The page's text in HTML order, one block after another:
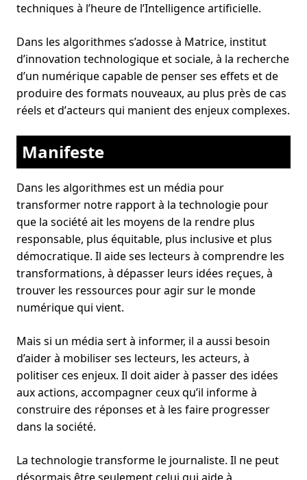
techniques à l’heure de l’Intelligence artificielle.
Dans les algorithmes s’adosse à Matrice, institut
d’innovation technologique et sociale, à la recherche
dʼun numérique capable de penser ses effets et de
produire des formats nouveaux, au plus près de cas
réels et dʼacteurs qui manient des enjeux complexes.
Manifeste
Dans les algorithmes est un média pour
transformer notre rapport à la technologie pour
que la société ait les moyens de la rendre plus
responsable, plus équitable, plus inclusive et plus
démocratique. Il aide ses lecteurs à comprendre les
transformations, à dépasser leurs idées reçues, à
trouver les ressources pour agir sur le monde
numérique qui vient.
Mais si un média sert à informer, il a aussi besoin
d’aider à mobiliser ses lecteurs, les acteurs, à
politiser ces enjeux. Il doit aider à passer des idées
aux actions, accompagner ceux qu’il informe à
construire des réponses et à les faire progresser
dans la société.
La technologie transforme le journaliste. Il ne peut